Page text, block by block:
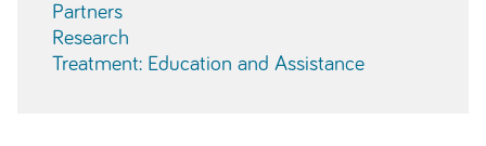
Partners
Research
Treatment: Education and Assistance